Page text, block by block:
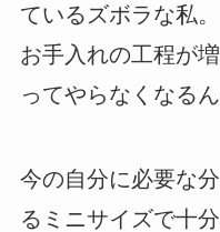
ているズボラな私。
お手入れの工程が
ってやらなくなるん
今の自分に必要な
るミニサイズで十分